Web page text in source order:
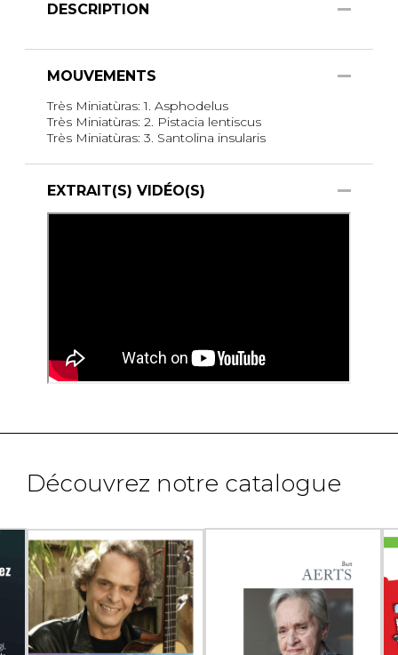
DESCRIPTION
MOUVEMENTS
Très Miniatùras: 1. Asphodelus
Très Miniatùras: 2. Pistacia lentiscus
Très Miniatùras: 3. Santolina insularis
EXTRAIT(S) VIDÉO(S)
Découvrez notre catalogue